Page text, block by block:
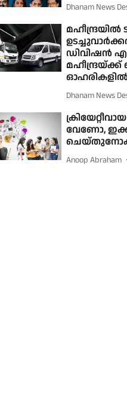
Dhanam News
മഹീന്ദ്രയില്‍
ഡിവിഷന്‍
Dhanam News
വേണോ,
Anoop Abraham